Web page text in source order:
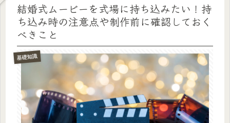
結婚式ムービーを式場に持ち込みたい！持
ち込み時の注意点や制作前に確認しておく
べきこと
基礎知識